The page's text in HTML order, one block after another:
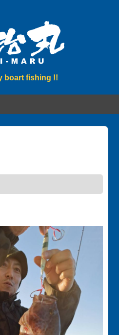
boart fishing !!